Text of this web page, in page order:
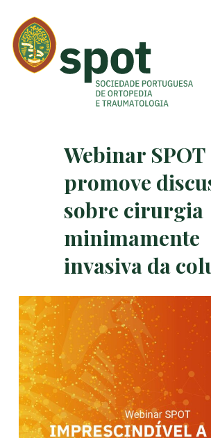
Webinar SPOT
promove
sobre cirurgia
minimamente
invasiva da